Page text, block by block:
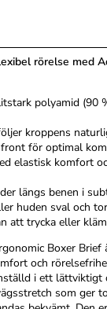
rörelse med
polyamid (90
kroppens
för optimal
elastisk komfort
längs benen i
huden sval och
att trycka eller
Boxer
och
i ett lättviktigt
som ger